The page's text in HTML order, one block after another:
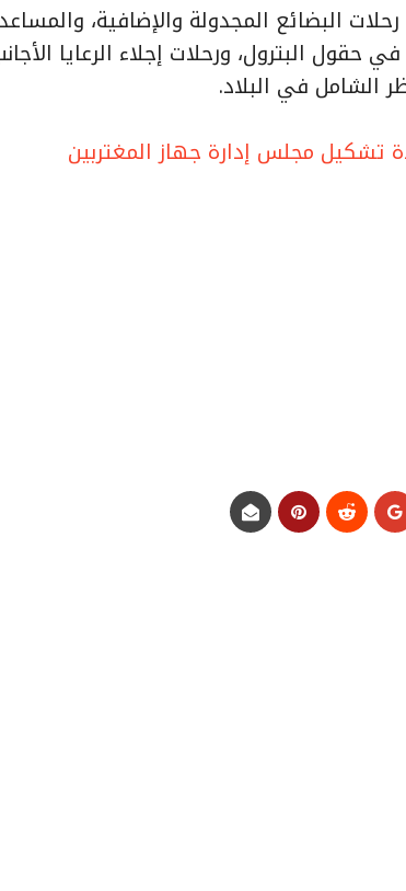
البضائع المجدولة والإضافية،
حقول البترول، ورحلات إجلاء الرعايا
الشامل في البلاد.
تشكيل مجلس إدارة جهاز المغتربين